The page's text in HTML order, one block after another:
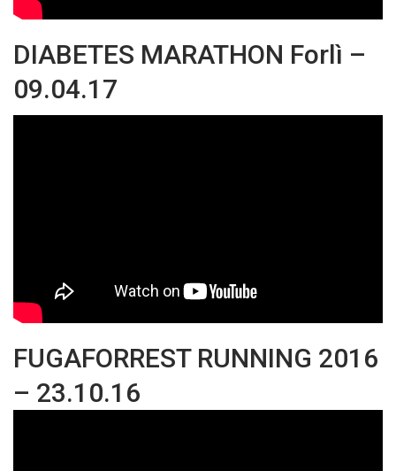
DIABETES MARATHON Forlì –
09.04.17
FUGAFORREST RUNNING 2016
– 23.10.16